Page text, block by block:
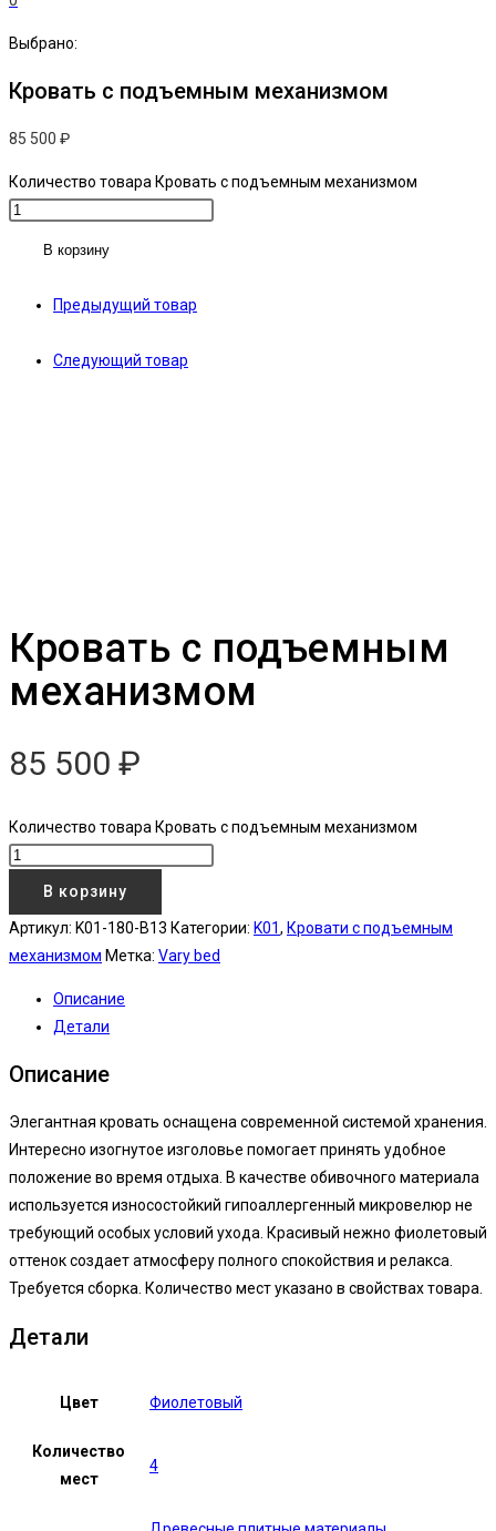
Выбрано:
Кровать с подъемным механизмом
85 500 ₽
Количество товара Кровать с подъемным механизмом
В корзину
Предыдущий товар
Следующий товар
Кровать с подъемным
механизмом
85 500 ₽
Количество товара Кровать с подъемным механизмом
В корзину
Артикул: K01-180-B13 Категории: K01, Кровати с подъемным
механизмом Метка: Vary bed
Описание
Детали
Описание
Элегантная кровать оснащена современной системой хранения.
Интересно изогнутое изголовье помогает принять удобное
положение во время отдыха. В качестве обивочного материала
используется износостойкий гипоаллергенный микровелюр не
требующий особых условий ухода. Красивый нежно фиолетовый
оттенок создает атмосферу полного спокойствия и релакса.
Требуется сборка. Количество мест указано в свойствах товара.
Детали
Цвет Фиолетовый
Количество
мест
4